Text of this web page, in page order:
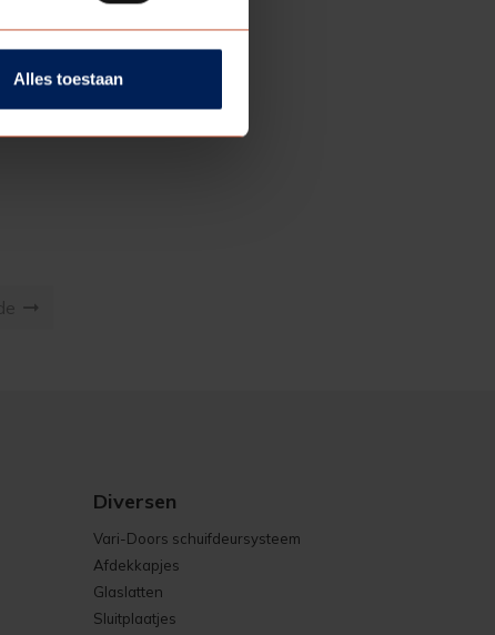
Alles toestaan
Diversen
Vari-Doors schuifdeursysteem
Afdekkapjes
Glaslatten
Sluitplaatjes